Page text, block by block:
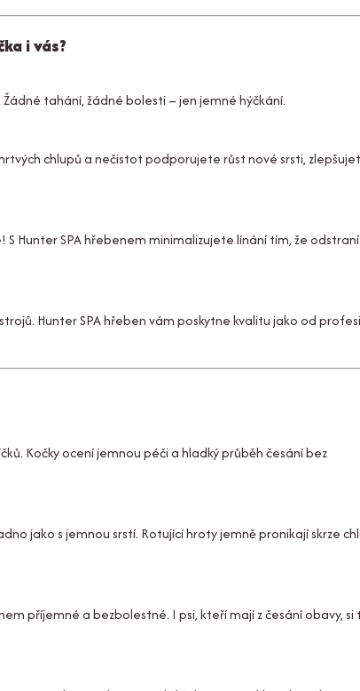
i vás?
tahání, žádné bolesti – jen jemné hýčkání.
chlupů a nečistot podporujete růst nové srsti,
Hunter SPA hřebenem minimalizujete línání tím, že
Hunter SPA hřeben vám poskytne kvalitu jako od
Kočky ocení jemnou péči a hladký průběh česání bez
jako s jemnou srstí. Rotující hroty jemně pronikají skrze
příjemné a bezbolestné. I psi, kteří mají z česání obavy,